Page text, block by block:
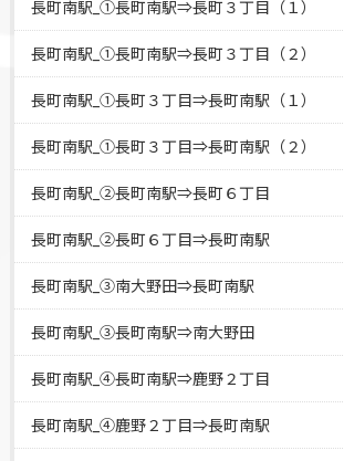
長町南駅_①長町南駅⇒長町３丁目（１）
長町南駅_①長町南駅⇒長町３丁目（２）
長町南駅_①長町３丁目⇒長町南駅（１）
長町南駅_①長町３丁目⇒長町南駅（２）
長町南駅_②長町南駅⇒長町６丁目
長町南駅_②長町６丁目⇒長町南駅
長町南駅_③南大野田⇒長町南駅
長町南駅_③長町南駅⇒南大野田
長町南駅_④長町南駅⇒鹿野２丁目
長町南駅_④鹿野２丁目⇒長町南駅